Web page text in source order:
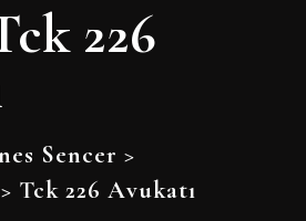
226
Sencer >
> Tck 226 Avukatı